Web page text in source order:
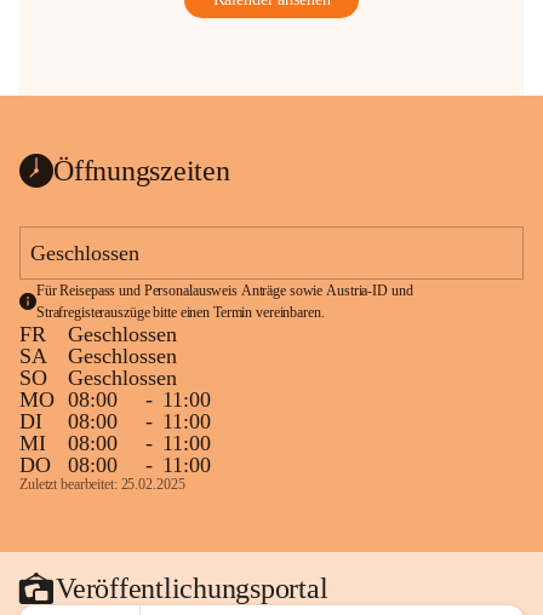
Öffnungszeiten
Geschlossen
Für Reisepass und Personalausweis Anträge sowie Austria-ID und
Strafregisterauszüge bitte einen Termin vereinbaren.
FR
Geschlossen
SA
Geschlossen
SO
Geschlossen
MO 08:00 - 11:00
DI
08:00 - 11:00
MI
08:00 - 11:00
DO
08:00 - 11:00
Zuletzt bearbeitet: 25.02.2025
Veröffentlichungsportal